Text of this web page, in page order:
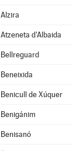
Alzira
Atzeneta d'Albaida
Bellreguard
Beneixida
Benicull de Xúquer
Benigánim
Benisanó